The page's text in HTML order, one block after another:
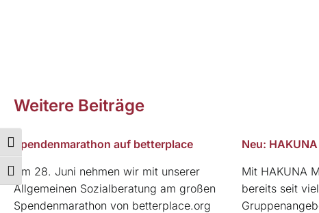
Umschalten auf hohe Kontraste
Schrift vergrößern
Weitere Beiträge
Spendenmarathon auf betterplace
Am 28. Juni nehmen wir mit unserer
Allgemeinen Sozialberatung am großen
Spendenmarathon von betterplace.org
Neu:
Mit HAKUNA
bereits seit